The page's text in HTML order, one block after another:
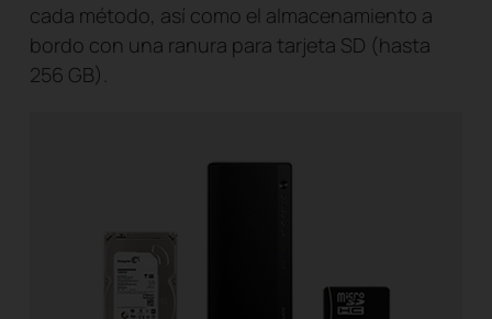
cada método, así como el almacenamiento a
bordo con una ranura para tarjeta SD (hasta
256 GB).